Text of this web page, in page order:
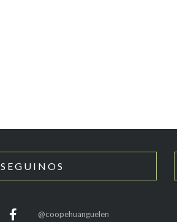
SEGUINOS
@coopehuanguelen